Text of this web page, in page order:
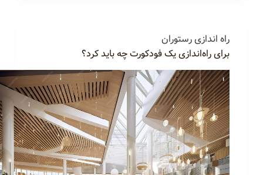
راه اندازی رستوران
برای راه‌اندازی یک فودکورت چه باید کرد؟